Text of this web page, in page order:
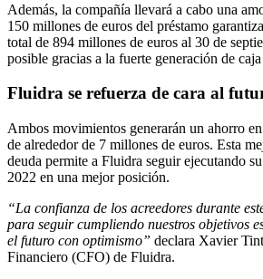
Además, la compañía llevará a cabo una
150 millones de euros del préstamo
total de 894 millones de euros al 30 de
posible gracias a la fuerte generación de
Fluidra se refuerza de cara al
Ambos movimientos generarán un ahorro
de alrededor de 7 millones de euros. Esta
deuda permite a Fluidra seguir ejecutando
2022 en una mejor posición.
“La confianza de los acreedores durante
para seguir cumpliendo nuestros objetivos
el futuro con optimismo” declara Xavier
Financiero (CFO) de Fluidra.